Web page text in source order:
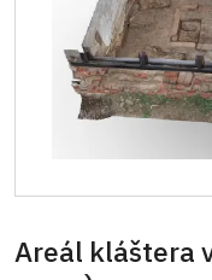
Areál kláštera